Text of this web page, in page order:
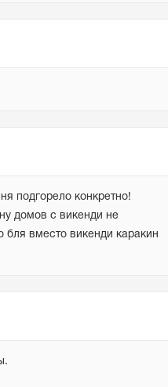
подгорело конкретно!
домов с викенди не
бля вместо викенди каракин